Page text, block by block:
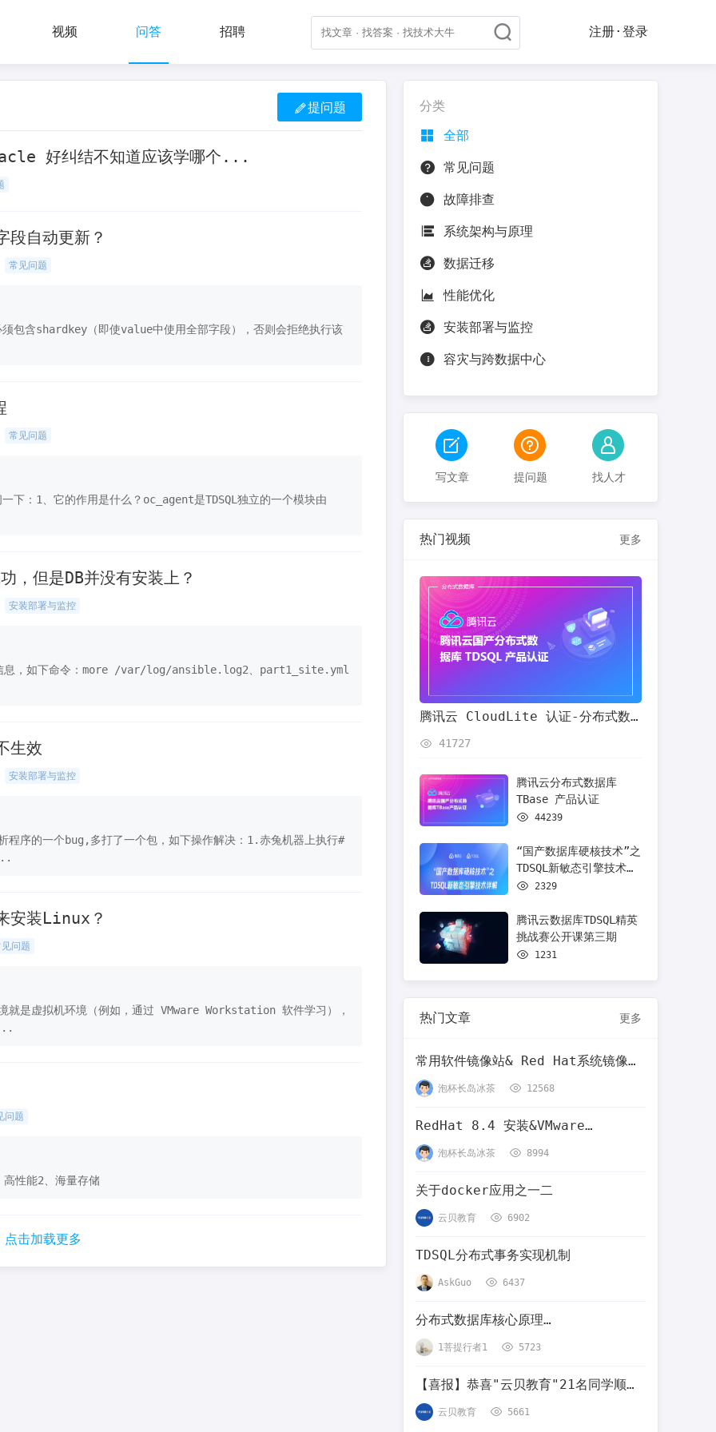
视频 问答 招聘 注册·登录
提问题
初学者建议学习MySQL还是Oracle 好纠结不知道应该学哪个...
自动更新？
常见问题
含shardkey（即使value中使用全部字段），否则会拒绝执行该
常见问题
下：1、它的作用是什么？oc_agent是TDSQL独立的一个模块由
但是DB并没有安装上？
安装部署与监控
信息，如下命令：more /var/log/ansible.log2、part1_site.yml
生效
安装部署与监控
程序的一个bug,多打了一个包，如下操作解决：1.赤兔机器上执行#
安装Linux？
问题
是虚拟机环境（例如，通过 VMware Workstation 软件学习），
问题
性能2、海量存储
点击加载更多
分类
全部
常见问题
故障排查
系统架构与原理
数据迁移
性能优化
安装部署与监控
容灾与跨数据中心
写文章 提问题 找人才
热门视频 更多
腾讯云 CloudLite 认证-分布式数
据库TDSQL产品认证
41727
腾讯云分布式数据库
TBase 产品认证
44239
“国产数据库硬核技术”之
TDSQL新敏态引擎技术详
解
2329
腾讯云数据库TDSQL精英
挑战赛公开课第三期
1231
热门文章 更多
常用软件镜像站& Red Hat系统镜像文
件下载泡杯长岛冰茶 12568
RedHat 8.4 安装&VMware
Workstation 安装 Redhat8.4
泡杯长岛冰茶 8994
关于docker应用之一二
云贝教育 6902
TDSQL分布式事务实现机制
AskGuo 6437
分布式数据库核心原理
Zookeeper+Mysql
1菩提行者1 5723
【喜报】恭喜"云贝教育"21名同学顺利
通过PG考试
云贝教育 5661